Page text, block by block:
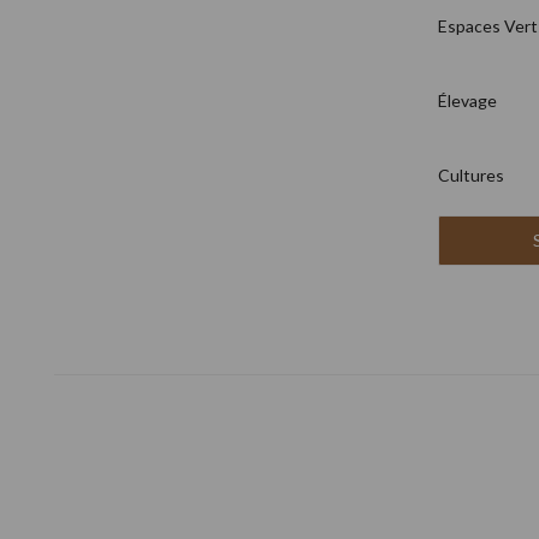
Espaces
Élevage
Cultures